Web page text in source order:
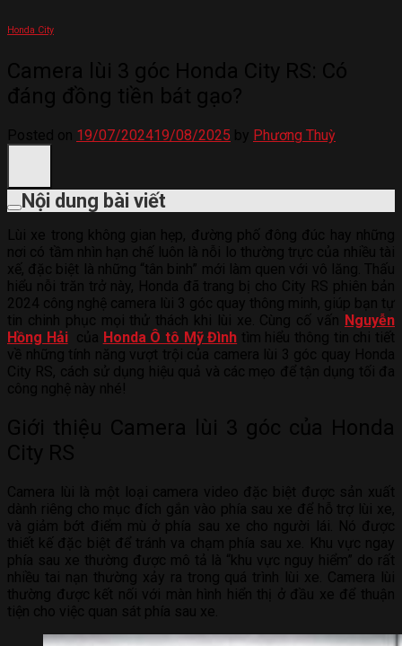
Honda City
19/07/202419/08/2025 Phương Thuỳ
Nội dung bài viết
Nguyễn
Hồng Hảicủa Honda Ô tô Mỹ Đình